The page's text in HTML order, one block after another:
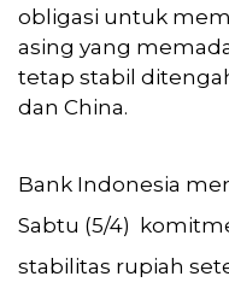
obligasi untuk
asing yang
tetap stabil
dan China.
Bank Indonesia
Sabtu (5/4)
stabilitas rupiah